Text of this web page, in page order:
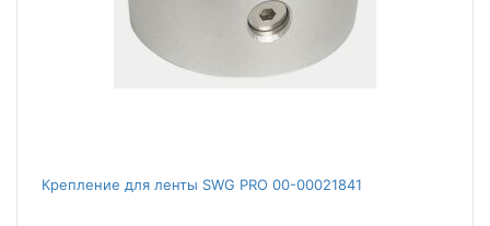
Крепление для ленты SWG PRO 00-00021841